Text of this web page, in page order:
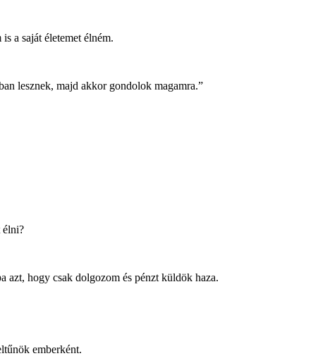
a saját életemet élném.
lesznek, majd akkor gondolok magamra.”
élni?
azt, hogy csak dolgozom és pénzt küldök haza.
emberként.